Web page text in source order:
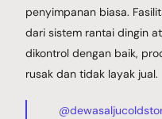
penyimpanan biasa.
dari sistem rantai dingin
dikontrol dengan baik,
rusak dan tidak layak jual.